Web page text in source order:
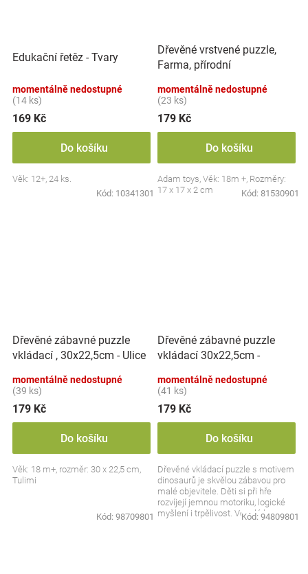
Edukační řetěz - Tvary
momentálně nedostupné
(14 ks)
169 Kč
Do košíku
Věk: 12+, 24 ks.
Kód: 10341301
Dřevěné vrstvené puzzle,
Farma, přírodní
momentálně nedostupné
(23 ks)
179 Kč
Do košíku
Adam toys, Věk: 18m +, Rozměry:
17 x 17 x 2 cm
Kód: 81530901
Dřevěné zábavné puzzle
vkládací , 30x22,5cm - Ulice
momentálně nedostupné
(39 ks)
179 Kč
Do košíku
Věk: 18 m+, rozměr: 30 x 22,5 cm,
Tulimi
Kód: 98709801
Dřevěné zábavné puzzle
vkládací 30x22,5cm -
momentálně nedostupné
(41 ks)
179 Kč
Do košíku
Dřevěné vkládací puzzle s motivem
dinosaurů je skvělou zábavou pro
malé objevitele. Děti si při hře
rozvíjejí jemnou motoriku, logické
myšlení i trpělivost. Veselé barvy a
Kód: 94809801